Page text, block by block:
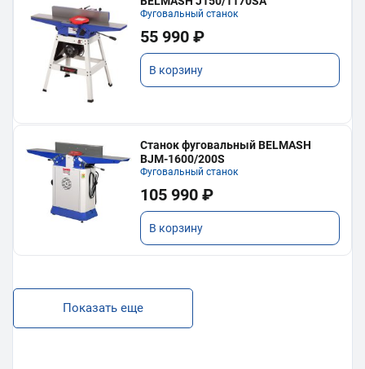
Фуговальный станок
55 990 ₽
В корзину
Станок фуговальный BELMASH
BJM-1600/200S
Фуговальный станок
105 990 ₽
В корзину
Показать еще